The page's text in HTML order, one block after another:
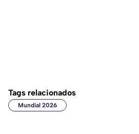
Tags relacionados
Mundial 2026